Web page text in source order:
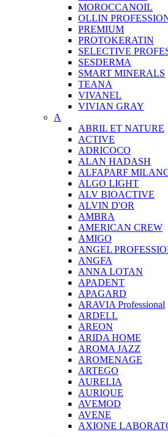
MOROCCANOIL
OLLIN
PREMIUM
PROTOKERATIN
SELECTIVE
SESDERMA
SMART MINERALS
TEANA
VIVANEL
VIVIAN GRAY
A
ABRIL ET NATURE
ACTIVE
ADRICOCO
ALAN HADASH
ALFAPARF
ALGO LIGHT
ALV BIOACTIVE
ALVIN D'OR
AMBRA
AMERICAN CREW
AMIGO
ANGEL
ANGFA
ANNA LOTAN
APADENT
APAGARD
ARAVIA Professional
ARDELL
AREON
ARIDA HOME
AROMA JAZZ
AROMENAGE
ARTEGO
AURELIA
AURIQUE
AVEMOD
AVENE
AXIONE